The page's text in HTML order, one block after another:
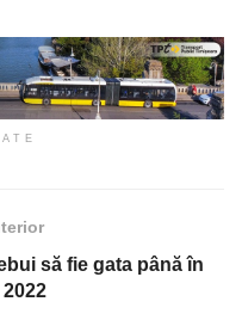
să fie gata până în